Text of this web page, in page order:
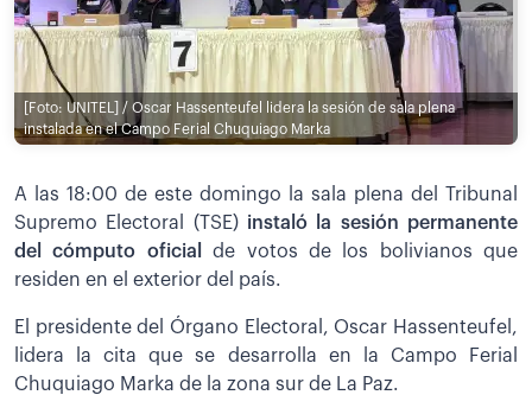
[Foto: UNITEL] / Oscar Hassenteufel lidera la sesión de sala plena
instalada en el Campo Ferial Chuquiago Marka
A las 18:00 de este domingo la sala plena del Tribunal
Supremo Electoral (TSE) instaló la sesión permanente
del cómputo oficial
de votos de los bolivianos que
residen en el exterior del país.
El presidente del Órgano Electoral, Oscar Hassenteufel,
lidera la cita que se desarrolla en la Campo Ferial
Chuquiago Marka de la zona sur de La Paz.